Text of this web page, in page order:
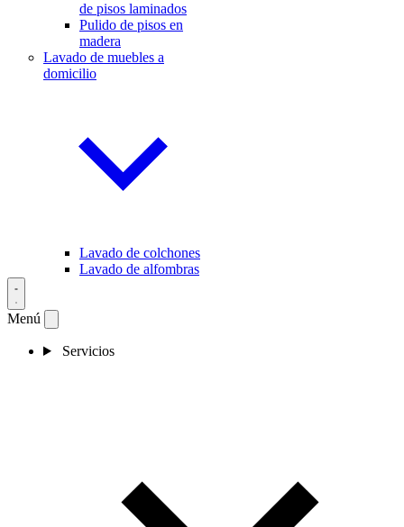
de pisos laminados
Pulido de pisos en
madera
Lavado de muebles a
domicilio
Lavado de colchones
Lavado de alfombras
Menú
Servicios